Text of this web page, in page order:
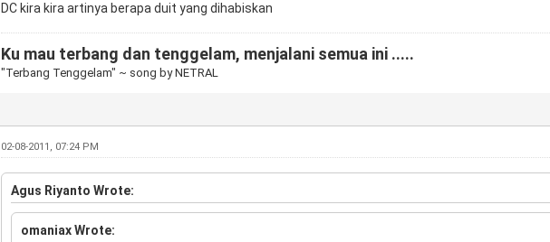
DC kira kira artinya berapa duit yang dihabiskan
Ku mau terbang dan tenggelam, menjalani semua ini .....
"Terbang Tenggelam" ~ song by NETRAL
02-08-2011, 07:24 PM
Agus Riyanto Wrote:
omaniax Wrote: